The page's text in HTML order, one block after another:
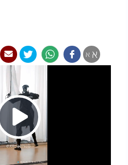
א א
Play
להמשך קריאה